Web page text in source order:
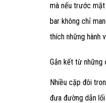
mà nếu trước mặt
bar không chỉ
thích những hành
Gắn kết từ những
Nhiều cặp đôi
đưa đường dẫn